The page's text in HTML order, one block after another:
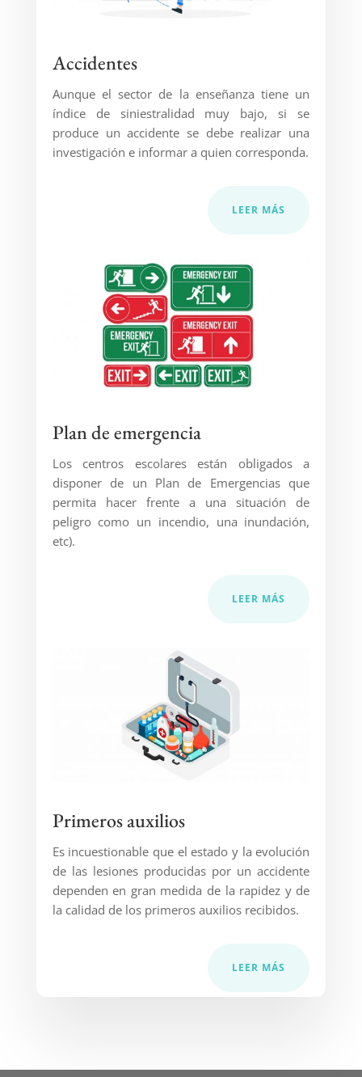
Accidentes
Aunque el sector de la enseñanza tiene un
índice de siniestralidad muy bajo, si se
produce un accidente se debe realizar una
investigación e informar a quien corresponda.
LEER MÁS
Plan de emergencia
Los centros escolares están obligados a
disponer de un Plan de Emergencias que
permita hacer frente a una situación de
peligro como un incendio, una inundación,
etc).
LEER MÁS
Primeros auxilios
Es incuestionable que el estado y la evolución
de las lesiones producidas por un accidente
dependen en gran medida de la rapidez y de
la calidad de los primeros auxilios recibidos.
LEER MÁS